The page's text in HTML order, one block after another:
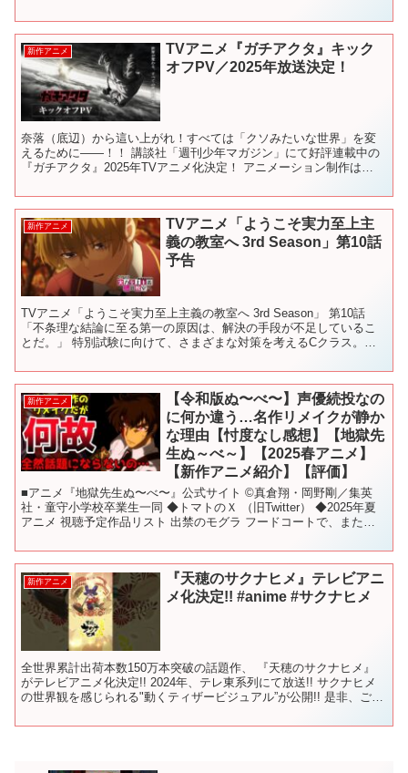
新作アニメ
TVアニメ『ガチアクタ』キック
オフPV／2025年放送決定！
奈落（底辺）から這い上がれ！すべては「クソみたいな世界」を変
えるために――！！ 講談社「週刊少年マガジン」にて好評連載中の
『ガチアクタ』2025年TVアニメ化決定！ アニメーション制作は
新作アニメ
TVアニメ「ようこそ実力至上主
義の教室へ 3rd Season」第10話
予告
TVアニメ「ようこそ実力至上主義の教室へ 3rd Season」 第10話
「不条理な結論に至る第一の原因は、解決の手段が不足しているこ
とだ。」 特別試験に向けて、さまざまな対策を考えるCクラス。し
新作アニメ
【令和版ぬ〜べ〜】声優続投なの
に何か違う…名作リメイクが静か
な理由【忖度なし感想】【地獄先
生ぬ～べ～】【2025春アニメ】
【新作アニメ紹介】【評価】
■アニメ『地獄先生ぬ〜べ〜』公式サイト ©真倉翔・岡野剛／集英
社・童守小学校卒業生一同 ◆トマトのＸ （旧Twitter） ◆2025年夏
アニメ 視聴予定作品リスト 出禁のモグラ フードコートで、また明
新作アニメ
『天穂のサクナヒメ』テレビアニ
メ化決定!! #anime #サクナヒメ
全世界累計出荷本数150万本突破の話題作、 『天穂のサクナヒメ』
がテレビアニメ化決定!! 2024年、テレ東系列にて放送!! サクナヒメ
の世界観を感じられる"動くティザービジュアル”が公開!! 是非、ご注